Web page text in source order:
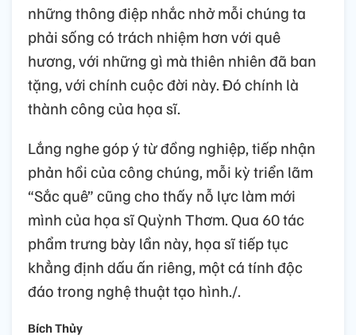
những thông điệp nhắc nhở mỗi chúng ta
phải sống có trách nhiệm hơn với quê
hương, với những gì mà thiên nhiên đã ban
tặng, với chính cuộc đời này. Đó chính là
thành công của họa sĩ.
Lắng nghe góp ý từ đồng nghiệp, tiếp nhận
phản hồi của công chúng, mỗi kỳ triển lãm
“Sắc quê” cũng cho thấy nỗ lực làm mới
mình của họa sĩ Quỳnh Thơm. Qua 60 tác
phẩm trưng bày lần này, họa sĩ tiếp tục
khẳng định dấu ấn riêng, một cá tính độc
đáo trong nghệ thuật tạo hình./.
Bích Thủy